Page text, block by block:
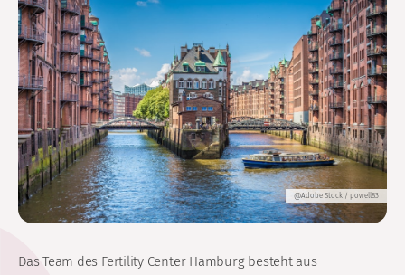
@Adobe Stock / powell83
Das Team des Fertility Center Hamburg besteht aus